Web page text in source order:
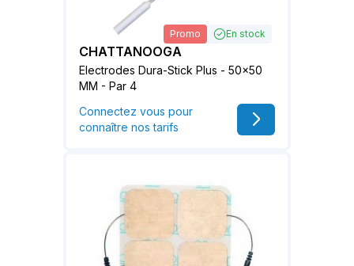
Promo En stock
CHATTANOOGA
Electrodes Dura-Stick Plus - 50x50
MM - Par 4
Connectez vous pour
connaître nos tarifs